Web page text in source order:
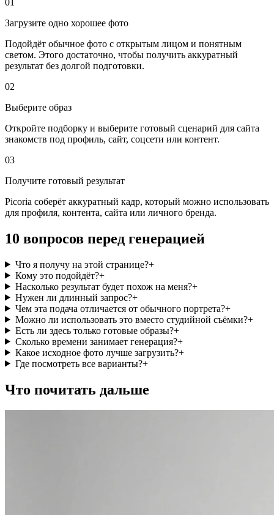
Загрузите одно хорошее фото
Подойдёт обычное фото с открытым лицом и понятным
светом. Этого достаточно, чтобы получить аккуратный
результат без долгой подготовки.
02
Выберите образ
Откройте подборку и выберите готовый сценарий для сайта
знакомств под профиль, сайт, соцсети или контент.
03
Получите готовый результат
Picoria соберёт аккуратный кадр, который можно использовать
для профиля, контента, сайта или личного бренда.
10 вопросов перед генерацией
Что я получу на этой странице?+
Кому это подойдёт?+
Насколько результат будет похож на меня?+
Нужен ли длинный запрос?+
Чем эта подача отличается от обычного портрета?+
Можно ли использовать это вместо студийной съёмки?+
Есть ли здесь только готовые образы?+
Сколько времени занимает генерация?+
Какое исходное фото лучше загрузить?+
Где посмотреть все варианты?+
Что почитать дальше